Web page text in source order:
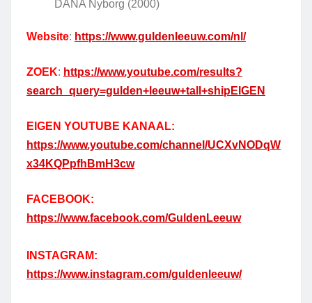
DANA Nyborg (2000)
Website: https://www.guldenleeuw.com/nl/
ZOEK: https://www.youtube.com/results?
search_query=gulden+leeuw+tall+shipEIGEN
EIGEN YOUTUBE KANAAL:
https://www.youtube.com/channel/UCXvNODqW
x34KQPpfhBmH3cw
FACEBOOK:
https://www.facebook.com/GuldenLeeuw
INSTAGRAM:
https://www.instagram.com/guldenleeuw/